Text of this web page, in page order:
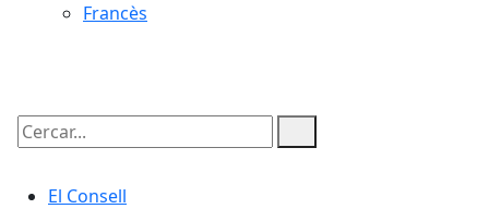
Francès
Cercar:
El Consell